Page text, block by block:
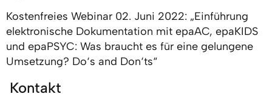
Kostenfreies Webinar 02. Juni 2022: „Einführung
elektronische Dokumentation mit epaAC, epaKIDS
und epaPSYC: Was braucht es für eine gelungene
Umsetzung? Do‘s and Don‘ts“
Kontakt